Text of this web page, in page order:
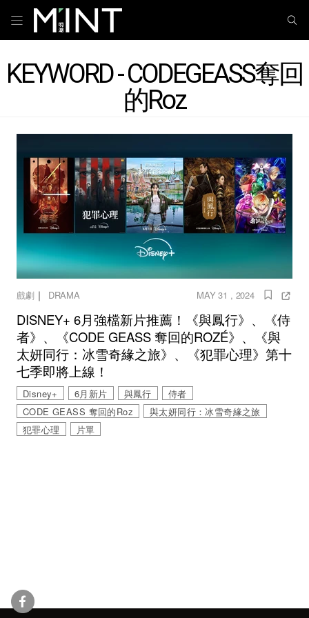
KEYWORD - CODEGEASS奪回
的Roz
戲劇｜ DRAMA MAY 31 , 2024
DISNEY+ 6月強檔新片推薦！《與鳳行》、《侍
者》、《CODE GEASS 奪回的ROZÉ》、《與
太妍同行：冰雪奇緣之旅》、《犯罪心理》第十
七季即將上線！
Disney+ 6月新片 與鳳行
侍者
CODE GEASS 奪回的Roz
與太妍同行：冰雪奇緣之旅
犯罪心理
片單